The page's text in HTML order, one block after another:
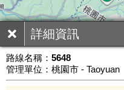
詳細資訊
路線名稱： 5648
管理單位：桃園市 - Taoyuan